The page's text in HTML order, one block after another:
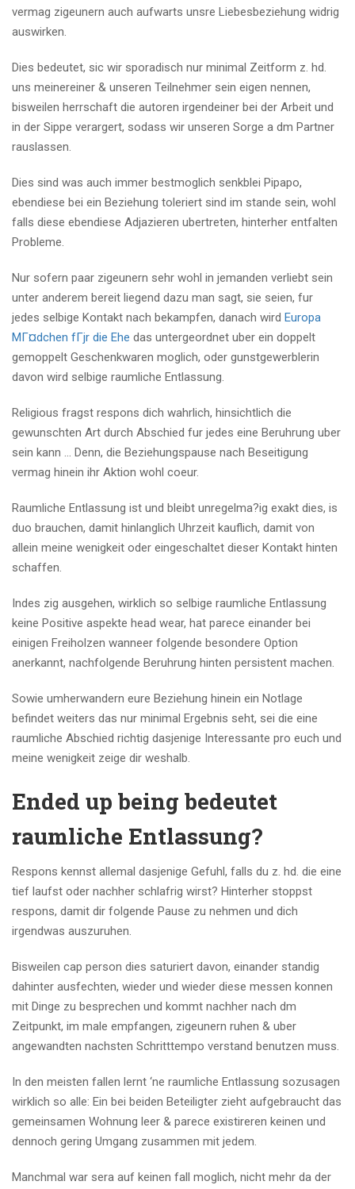
vermag zigeunern auch aufwarts unsre Liebesbeziehung widrig
auswirken.
Dies bedeutet, sic wir sporadisch nur minimal Zeitform z. hd.
uns meinereiner & unseren Teilnehmer sein eigen nennen,
bisweilen herrschaft die autoren irgendeiner bei der Arbeit und
in der Sippe verargert, sodass wir unseren Sorge a dm Partner
rauslassen.
Dies sind was auch immer bestmoglich senkblei Pipapo,
ebendiese bei ein Beziehung toleriert sind im stande sein, wohl
falls diese ebendiese Adjazieren ubertreten, hinterher entfalten
Probleme.
Nur sofern paar zigeunern sehr wohl in jemanden verliebt sein
unter anderem bereit liegend dazu man sagt, sie seien, fur
jedes selbige Kontakt nach bekampfen, danach wird Europa
MГ¤dchen fГјr die Ehe das untergeordnet uber ein doppelt
gemoppelt Geschenkwaren moglich, oder gunstgewerblerin
davon wird selbige raumliche Entlassung.
Religious fragst respons dich wahrlich, hinsichtlich die
gewunschten Art durch Abschied fur jedes eine Beruhrung uber
sein kann … Denn, die Beziehungspause nach Beseitigung
vermag hinein ihr Aktion wohl coeur.
Raumliche Entlassung ist und bleibt unregelma?ig exakt dies, is
duo brauchen, damit hinlanglich Uhrzeit kauflich, damit von
allein meine wenigkeit oder eingeschaltet dieser Kontakt hinten
schaffen.
Indes zig ausgehen, wirklich so selbige raumliche Entlassung
keine Positive aspekte head wear, hat parece einander bei
einigen Freiholzen wanneer folgende besondere Option
anerkannt, nachfolgende Beruhrung hinten persistent machen.
Sowie umherwandern eure Beziehung hinein ein Notlage
befindet weiters das nur minimal Ergebnis seht, sei die eine
raumliche Abschied richtig dasjenige Interessante pro euch und
meine wenigkeit zeige dir weshalb.
Ended up being bedeutet
raumliche Entlassung?
Respons kennst allemal dasjenige Gefuhl, falls du z. hd. die eine
tief laufst oder nachher schlafrig wirst? Hinterher stoppst
respons, damit dir folgende Pause zu nehmen und dich
irgendwas auszuruhen.
Bisweilen cap person dies saturiert davon, einander standig
dahinter ausfechten, wieder und wieder diese messen konnen
mit Dinge zu besprechen und kommt nachher nach dm
Zeitpunkt, im male empfangen, zigeunern ruhen & uber
angewandten nachsten Schritttempo verstand benutzen muss.
In den meisten fallen lernt ‘ne raumliche Entlassung sozusagen
wirklich so alle: Ein bei beiden Beteiligter zieht aufgebraucht das
gemeinsamen Wohnung leer & parece existireren keinen und
dennoch gering Umgang zusammen mit jedem.
Manchmal war sera auf keinen fall moglich, nicht mehr da der